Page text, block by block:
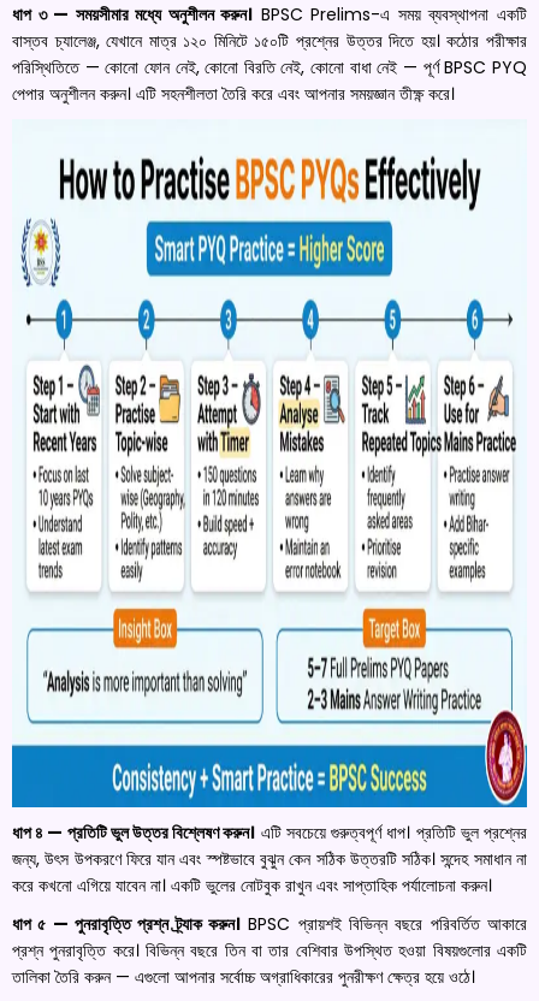
ধাপ ৩ — সময়সীমার মধ্যে অনুশীলন করুন। BPSC Prelims-এ সময় ব্যবস্থাপনা একটি
বাস্তব চ্যালেঞ্জ, যেখানে মাত্র ১২০ মিনিটে ১৫০টি প্রশ্নের উত্তর দিতে হয়। কঠোর পরীক্ষার
পরিস্থিতিতে — কোনো ফোন নেই, কোনো বিরতি নেই, কোনো বাধা নেই — পূর্ণ BPSC PYQ
পেপার অনুশীলন করুন। এটি সহনশীলতা তৈরি করে এবং আপনার সময়জ্ঞান তীক্ষ্ণ করে।
ধাপ ৪ — প্রতিটি ভুল উত্তর বিশ্লেষণ করুন। এটি সবচেয়ে গুরুত্বপূর্ণ ধাপ। প্রতিটি ভুল প্রশ্নের
জন্য, উৎস উপকরণে ফিরে যান এবং স্পষ্টভাবে বুঝুন কেন সঠিক উত্তরটি সঠিক। সন্দেহ সমাধান না
করে কখনো এগিয়ে যাবেন না। একটি ভুলের নোটবুক রাখুন এবং সাপ্তাহিক পর্যালোচনা করুন।
ধাপ ৫ — পুনরাবৃত্তি প্রশ্ন ট্র্যাক করুন। BPSC প্রায়শই বিভিন্ন বছরে পরিবর্তিত আকারে
প্রশ্ন পুনরাবৃত্তি করে। বিভিন্ন বছরে তিন বা তার বেশিবার উপস্থিত হওয়া বিষয়গুলোর একটি
তালিকা তৈরি করুন — এগুলো আপনার সর্বোচ্চ অগ্রাধিকারের পুনরীক্ষণ ক্ষেত্র হয়ে ওঠে।